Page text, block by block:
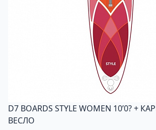
D7 BOARDS STYLE WOMEN 10’0? +
ВЕСЛО